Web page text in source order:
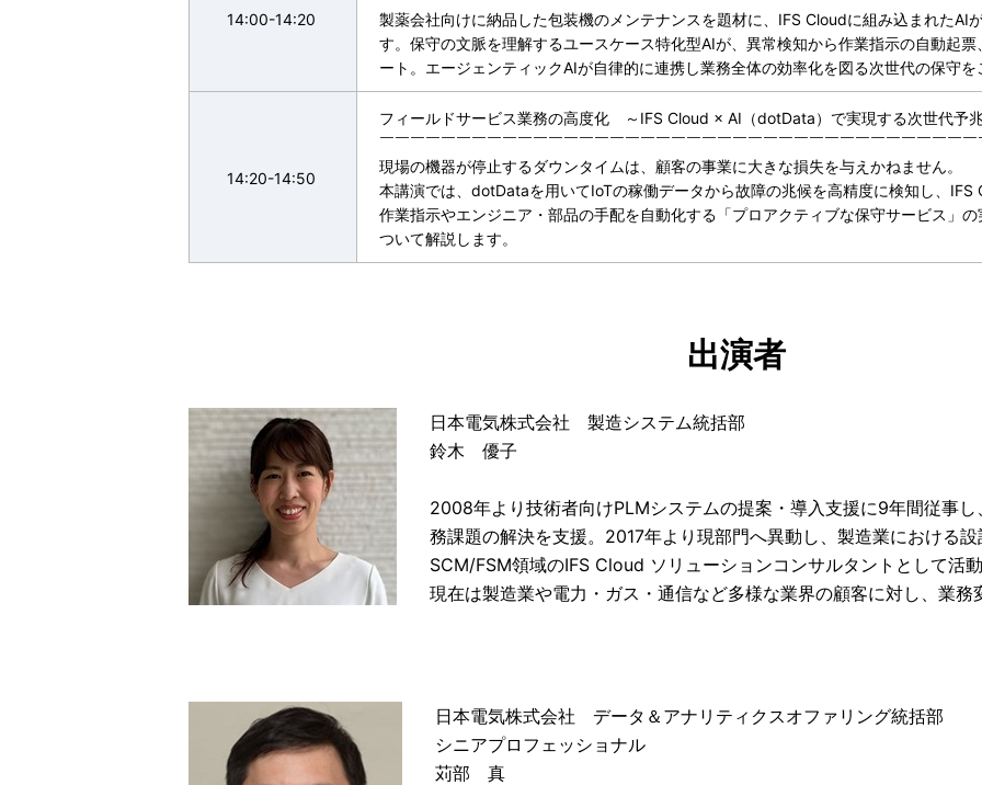
14:00-14:20
製薬会社向けに納品した包装機のメンテナンスを題材に、IFS Cloudに組み込まれたAI
す。保守の文脈を理解するユースケース特化型AIが、異常検知から作業指示の自動起
ート。エージェンティックAIが自律的に連携し業務全体の効率化を図る次世代の保守
14:20-14:50
フィールドサービス業務の高度化 ～IFS Cloud × AI（dotData）で実現する次世代予
￣￣￣￣￣￣￣￣￣￣￣￣￣￣￣￣￣￣￣￣￣￣￣￣￣￣￣￣￣￣￣￣￣￣￣￣￣￣￣
現場の機器が停止するダウンタイムは、顧客の事業に大きな損失を与えかねません。
本講演では、dotDataを用いてIoTの稼働データから故障の兆候を高精度に検知し、
作業指示やエンジニア・部品の手配を自動化する「プロアクティブな保守サービス」
ついて解説します。
出演者
日本電気株式会社 製造システム統括部
鈴木 優子
2008年より技術者向けPLMシステムの提案・導入支援に9年間従事
務課題の解決を支援。2017年より現部門へ異動し、製造業における
SCM/FSM領域のIFS Cloud ソリューションコンサルタントとして活
現在は製造業や電力・ガス・通信など多様な業界の顧客に対し、業務
日本電気株式会社 データ＆アナリティクスオファリング統括部
シニアプロフェッショナル
苅部 真